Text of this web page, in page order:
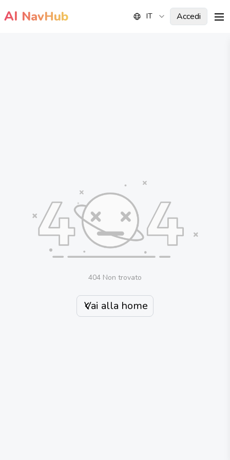
AI NavHub IT Accedi
404 Non trovato
Vai alla home